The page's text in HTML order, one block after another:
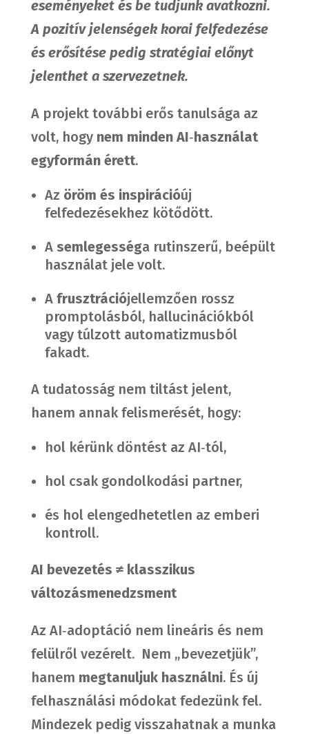
eseményeket és be tudjunk avatkozni.
A pozitív jelenségek korai felfedezése
és erősítése pedig stratégiai előnyt
jelenthet a szervezetnek.
A projekt további erős tanulsága az
volt, hogy nem minden AI‑használat
egyformán érett.
Az öröm és inspirációúj
felfedezésekhez kötődött.
A semlegességa rutinszerű, beépült
használat jele volt.
A frusztrációjellemzően rossz
promptolásból, hallucinációkból
vagy túlzott automatizmusból
fakadt.
A tudatosság nem tiltást jelent,
hanem annak felismerését, hogy:
hol kérünk döntést az AI‑tól,
hol csak gondolkodási partner,
és hol elengedhetetlen az emberi
kontroll.
AI bevezetés ≠ klasszikus
változásmenedzsment
Az AI‑adoptáció nem lineáris és nem
felülről vezérelt. Nem „bevezetjük”,
hanem megtanuljuk használni. És új
felhasználási módokat fedezünk fel.
Mindezek pedig visszahatnak a munka